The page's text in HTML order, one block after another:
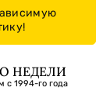
НЕДЕЛИ
с 1994-го года